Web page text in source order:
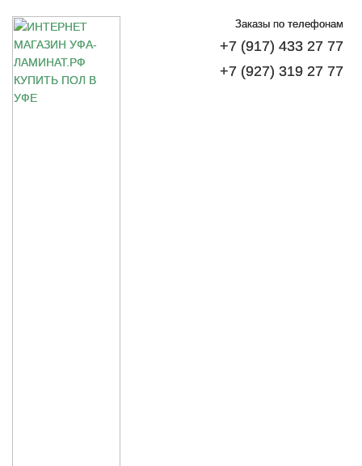
Заказы по телефонам
+7 (917) 433 27 77
+7 (927) 319 27 77